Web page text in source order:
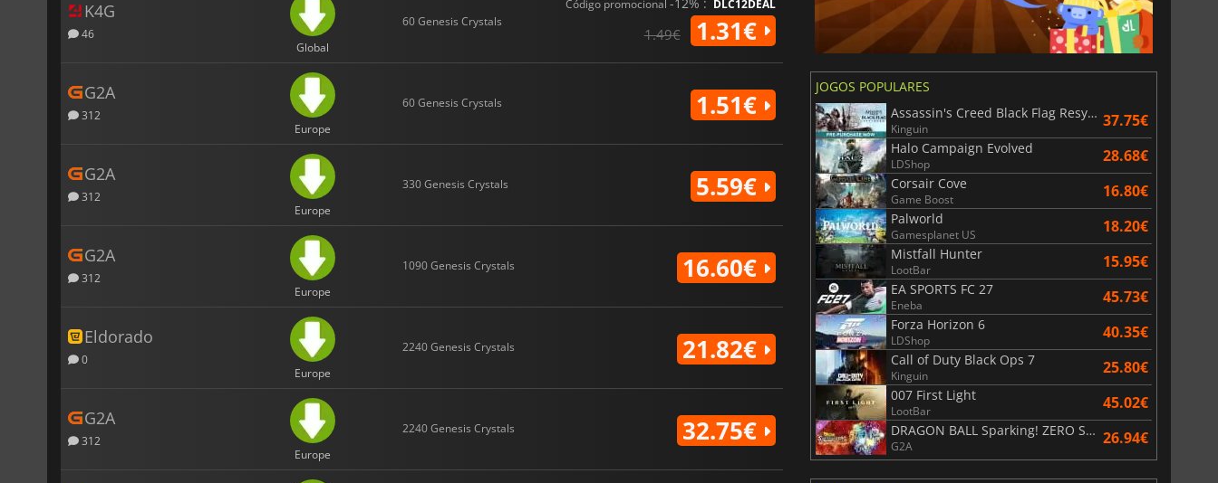
K4G
46
Global
60 Genesis Crystals
Código promocional DLC12DEAL
1.49€ 1.31€
G2A
312
Europe
60 Genesis Crystals 1.51€
G2A
312
Europe
330 Genesis Crystals 5.59€
G2A
312
Europe
1090 Genesis Crystals 16.60€
Eldorado
0
Europe
2240 Genesis Crystals 21.82€
G2A
312
Europe
2240 Genesis Crystals 32.75€
JOGOS POPULARES
Assassin's Creed Black Flag Resynced
Kinguin 37.75€
Halo Campaign Evolved
LDShop 28.68€
Corsair Cove
Game Boost 16.80€
Palworld
Gamesplanet US 18.20€
Mistfall Hunter
LootBar 15.95€
EA SPORTS FC 27
Eneba 45.73€
Forza Horizon 6
LDShop 40.35€
Call of Duty Black Ops 7
Kinguin 25.80€
007 First Light
LootBar 45.02€
DRAGON BALL Sparking! ZERO Super Limit Breaking NEO
G2A 26.94€